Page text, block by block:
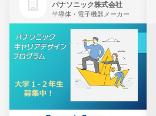
パナソニック株式会社
半導体・電子機器メーカー